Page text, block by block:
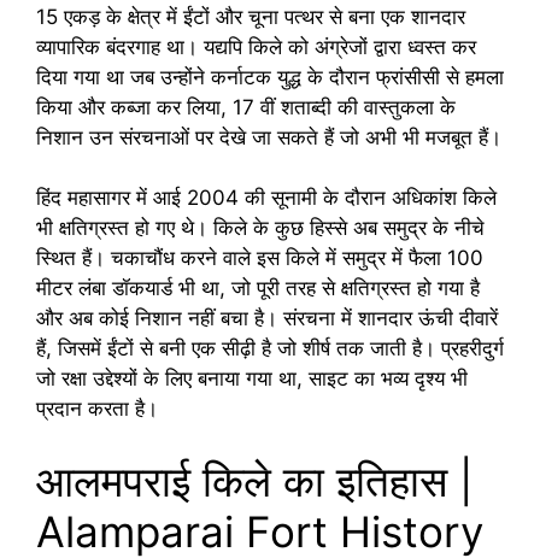
15 एकड़ के क्षेत्र में ईंटों और चूना पत्थर से बना एक शानदार
व्यापारिक बंदरगाह था। यद्यपि किले को अंग्रेजों द्वारा ध्वस्त कर
दिया गया था जब उन्होंने कर्नाटक युद्ध के दौरान फ्रांसीसी से हमला
किया और कब्जा कर लिया, 17 वीं शताब्दी की वास्तुकला के
निशान उन संरचनाओं पर देखे जा सकते हैं जो अभी भी मजबूत हैं।
हिंद महासागर में आई 2004 की सूनामी के दौरान अधिकांश किले
भी क्षतिग्रस्त हो गए थे। किले के कुछ हिस्से अब समुद्र के नीचे
स्थित हैं। चकाचौंध करने वाले इस किले में समुद्र में फैला 100
मीटर लंबा डॉकयार्ड भी था, जो पूरी तरह से क्षतिग्रस्त हो गया है
और अब कोई निशान नहीं बचा है। संरचना में शानदार ऊंची दीवारें
हैं, जिसमें ईंटों से बनी एक सीढ़ी है जो शीर्ष तक जाती है। प्रहरीदुर्ग
जो रक्षा उद्देश्यों के लिए बनाया गया था, साइट का भव्य दृश्य भी
प्रदान करता है।
आलमपराई किले का इतिहास |
Alamparai Fort History